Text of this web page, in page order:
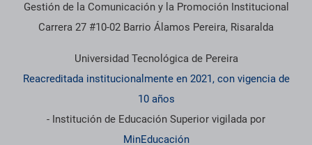
Gestión de la Comunicación y la Promoción Institucional
Carrera 27 #10-02 Barrio Álamos Pereira, Risaralda
Universidad Tecnológica de Pereira
Reacreditada institucionalmente en 2021, con vigencia de
10 años
- Institución de Educación Superior vigilada por
MinEducación